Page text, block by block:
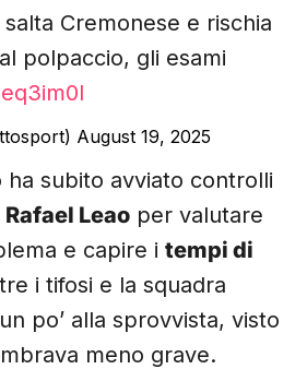
salta Cremonese e rischia
polpaccio, gli esami
August 19, 2025
ha subito avviato controlli
Rafael Leao per valutare
e capire i tempi di
i tifosi e la squadra
po’ alla sprovvista, visto
meno grave.